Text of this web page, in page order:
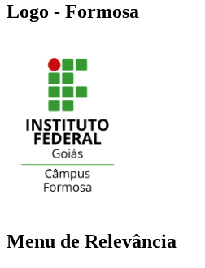
Logo - Formosa
Menu de Relevância